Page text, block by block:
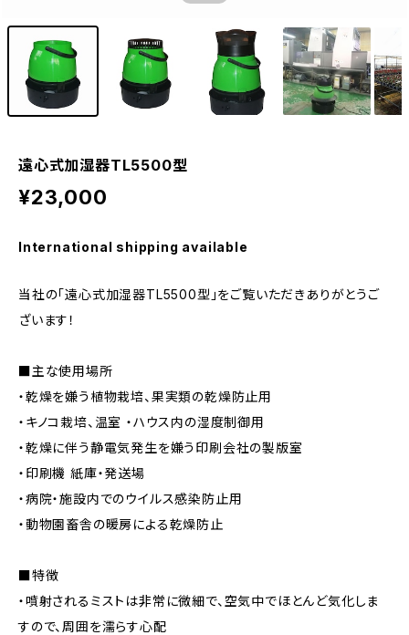
遠心式加湿器TL5500型
¥23,000
International shipping available
当社の「遠心式加湿器TL5500型」をご覧いただきありがとうご
ざいます！
■主な使用場所
・乾燥を嫌う植物栽培、果実類の乾燥防止用
・キノコ栽培、温室 ・ハウス内の湿度制御用
・乾燥に伴う静電気発生を嫌う印刷会社の製版室
・印刷機 紙庫・発送場
・病院・施設内でのウイルス感染防止用
・動物園畜舎の暖房による乾燥防止
■特徴
・噴射されるミストは非常に微細で、空気中でほとんど気化しま
すので、周囲を濡らす心配